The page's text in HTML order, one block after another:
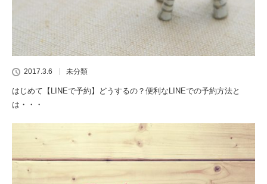
2017.3.6 未分類
はじめて【LINEで予約】どうするの？便利なLINEでの予約方法と
は・・・